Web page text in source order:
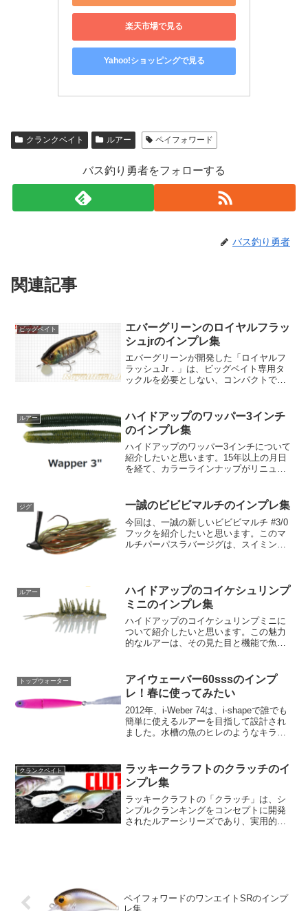
楽天市場で見る
Yahoo!ショッピングで見る
クランクベイト ルアー ペイフォワード
バス釣り勇者をフォローする
バス釣り勇者
関連記事
ビッグベイト
エバーグリーンのロイヤルフラッ
シュjrのインプレ集
エバーグリーンが開発した「ロイヤルフ
ラッシュJr．」は、ビッグベイト専用タ
ックルを必要としない、コンパクトで多
性能を発揮し、その使いやすさと“釣れ
る”という魅力で人気を...
ルアー
ハイドアップのワッパー3インチ
のインプレ集
ハイドアップのワッパー3インチについて
紹介したいと思います。15年以上の月日
を経て、カラーラインナップがリニュー
す！【商品概要】メーカー希望本体価格:
935円入数: ...
ジグ 一誠のビビビマルチのインプレ集
今回は、一誠の新しいビビビマルチ #3/0
フックを紹介したいと思います。このマ
ルチパーパスラバージグは、スイミング
ましょう。【ビビビ...
ルアー
ハイドアップのコイケシュリンプ
ミニのインプレ集
ハイドアップのコイケシュリンプミニに
ついて紹介したいと思います。この魅力
的なルアーは、その見た目と機能で魚を
ンプミニの特徴】価格: このルアーは、メ
ーカー希望本体価格が...
トップウォーター
アイウェーバー60sssのインプ
レ！春に使ってみたい
2012年、i-Weber 74は、i-shapeで誰でも
簡単に使えるルアーを目指して設計され
ました。水槽の魚のヒレのようなキラメ
イウェーバーは、その特殊な重力のた
め、...
クランクベイト
ラッキークラフトのクラッチのイ
ンプレ集
ラッキークラフトの「クラッチ」は、シ
ンプルクランキングをコンセプトに開発
されたルアーシリーズであり、実用的な
ペイフォワードのワンエイトSRのインプ
レ集